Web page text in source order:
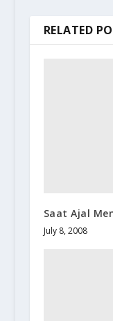
RELATED
Saat Ajal
July 8, 2008